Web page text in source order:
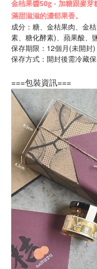
金桔果醬50g - 加糖跟麥
滿甜滋滋的濃郁果香。
成分：糖、金桔果肉、金
素、糖化酵素)、蘋果酸、
保存期限：12個月 (未開封)
保存方式：開封後需冷藏
===包裝資訊===